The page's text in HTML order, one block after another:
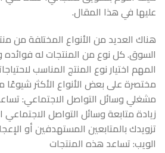
عليها في هذا المقال.
هناك العديد من الأنواع المختلفة من
السوق. كل نوع من المنتجات له فوائده
المهم اختيار نوع المنتج المناسب
مختصرة على بعض الأنواع الأكثر
مشغلي وسائل التواصل الاجتماعي:
زيادة متابعة وسائل التواصل
تزويدك بالمتابعين المستهدفين أو
الويب: تساعد هذه المنتجات